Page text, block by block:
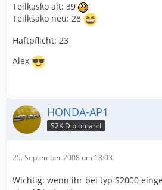
Teilkasko alt: 39
Teilksako neu: 28
Haftpflicht: 23
Alex
HONDA-AP1
S2K Diplomand
25. September 2008 um 18:03
Wichtig: wenn ihr bei typ S2000